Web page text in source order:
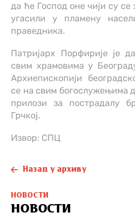
да ће Господ оне чији су
угасили у пламену
праведника.
Патријарх Порфирије је
свим храмовима у
Архиепископији
се на свим богослужењима
прилози за пострадалу
Грчкој.
Извор: СПЦ
Назад у архиву
НОВОСТИ
НОВОСТИ